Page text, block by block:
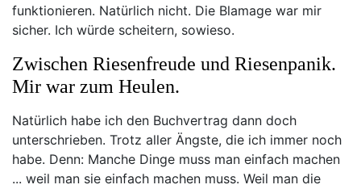
funktionieren. Natürlich nicht. Die Blamage war mir
sicher. Ich würde scheitern, sowieso.
Zwischen Riesenfreude und Riesenpanik.
Mir war zum Heulen.
Natürlich habe ich den Buchvertrag dann doch
unterschrieben. Trotz aller Ängste, die ich immer noch
habe. Denn: Manche Dinge muss man einfach machen
... weil man sie einfach machen muss. Weil man die